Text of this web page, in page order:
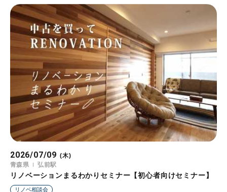
2026/07/09 (木)
青森県
弘前駅
リノベーションまるわかりセミナー【初心者向けセミナー】
リノベ相談会